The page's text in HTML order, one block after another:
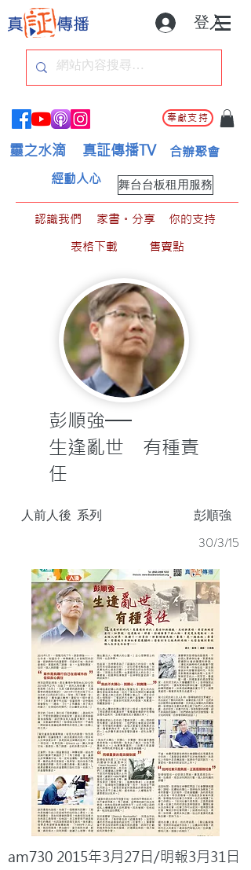
登入
奉獻支持
靈之水滴 真証傳播TV 合辦聚會
舞台台板租用服務
經動人心
認識我們 家書。分享
你的支持
表格下載
售賣點
彭順強──
生逢亂世 有種責
任
彭順強
人前人後 系列
30/3/15
am730 2015年3月27日/明報3月31日